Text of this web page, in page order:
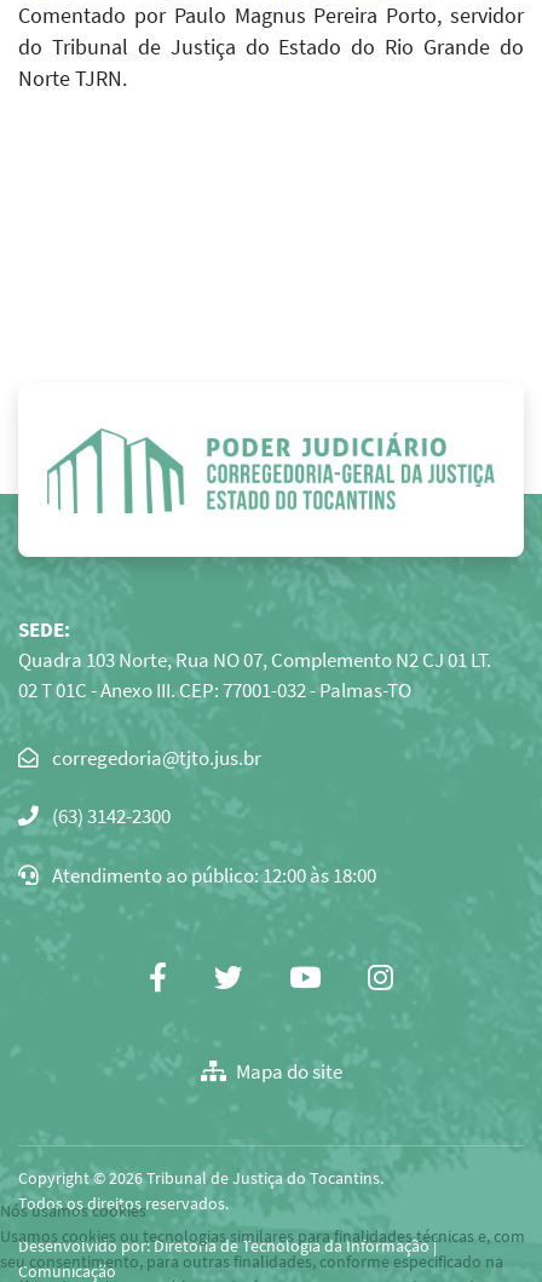
Comentado por Paulo Magnus Pereira Porto, servidor
do Tribunal de Justiça do Estado do Rio Grande do
Norte TJRN.
SEDE:
Quadra 103 Norte, Rua NO 07, Complemento N2 CJ 01 LT.
02 T 01C - Anexo III. CEP: 77001-032 - Palmas-TO
Clique
copiar
o
e-
mail
para
(63) 3142-2300
Atendimento ao público: 12:00 às 18:00
FacebookTwitterYoutubeInstagram
Mapa do site
Copyright © 2026 Tribunal de Justiça do Tocantins.
Todos os direitos reservados.
Desenvolvido por: Diretoria de Tecnologia da Informação |
Comunicação
Nós usamos cookies
Usamos cookies ou tecnologias similares para finalidades técnicas e, com
seu consentimento, para outras finalidades, conforme especificado na